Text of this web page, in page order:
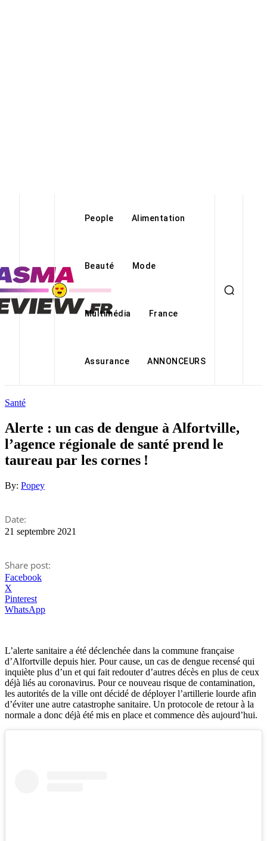
People Alimentation
Beauté Mode
Multimédia France
Assurance ANNONCEURS
Santé
Alerte : un cas de dengue à Alfortville,
l’agence régionale de santé prend le
taureau par les cornes !
By: Popey
Date:
21 septembre 2021
Share post:
Facebook
X
Pinterest
WhatsApp
L’alerte sanitaire a été déclenchée dans la commune française
d’Alfortville depuis hier. Pour cause, un cas de dengue recensé qui
inquiète plus d’un et qui fait redouter d’autres décès en plus de ceux
déjà liés au coronavirus. Pour ce nouveau risque de contamination,
les autorités de la ville ont décidé de déployer l’artillerie lourde afin
d’éviter une autre catastrophe sanitaire. Un protocole de retour à la
normale a donc déjà été mis en place et commence dès aujourd’hui.